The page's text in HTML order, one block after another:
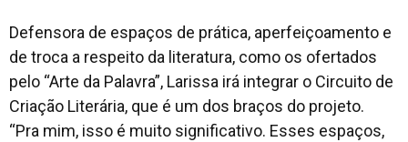
Defensora de espaços de prática, aperfeiçoamento e
de troca a respeito da literatura, como os ofertados
pelo “Arte da Palavra”, Larissa irá integrar o Circuito de
Criação Literária, que é um dos braços do projeto.
“Pra mim, isso é muito significativo. Esses espaços,